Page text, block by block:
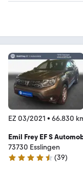
EZ 03/2021 • 66.830
Emil Frey EF S
73730 Esslingen
4.6 Sterne
(39)